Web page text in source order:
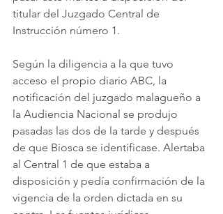
titular del Juzgado Central de
Instrucción número 1.
Según la diligencia a la que tuvo
acceso el propio diario ABC, la
notificación del juzgado malagueño a
la Audiencia Nacional se produjo
pasadas las dos de la tarde y después
de que Biosca se identificase. Alertaba
al Central 1 de que estaba a
disposición y pedía confirmación de la
vigencia de la orden dictada en su